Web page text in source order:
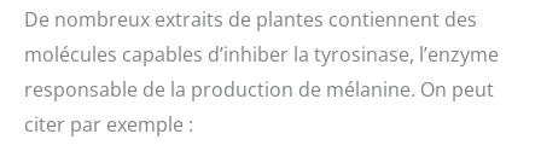
De nombreux extraits de plantes contiennent des
molécules capables d’inhiber la tyrosinase, l’enzyme
responsable de la production de mélanine. On peut
citer par exemple :